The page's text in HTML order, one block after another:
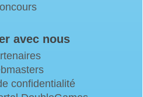
avec nous
confidentialité